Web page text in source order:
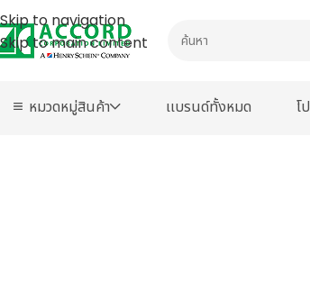
Skip to navigation
Skip to main content
หมวดหมู่สินค้า เเบรนด์ทั้งหมด โ